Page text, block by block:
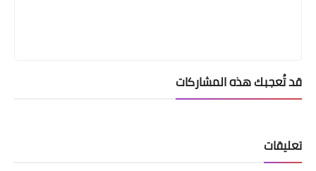
قد تُعجبك هذه المشاركات
تعليقات